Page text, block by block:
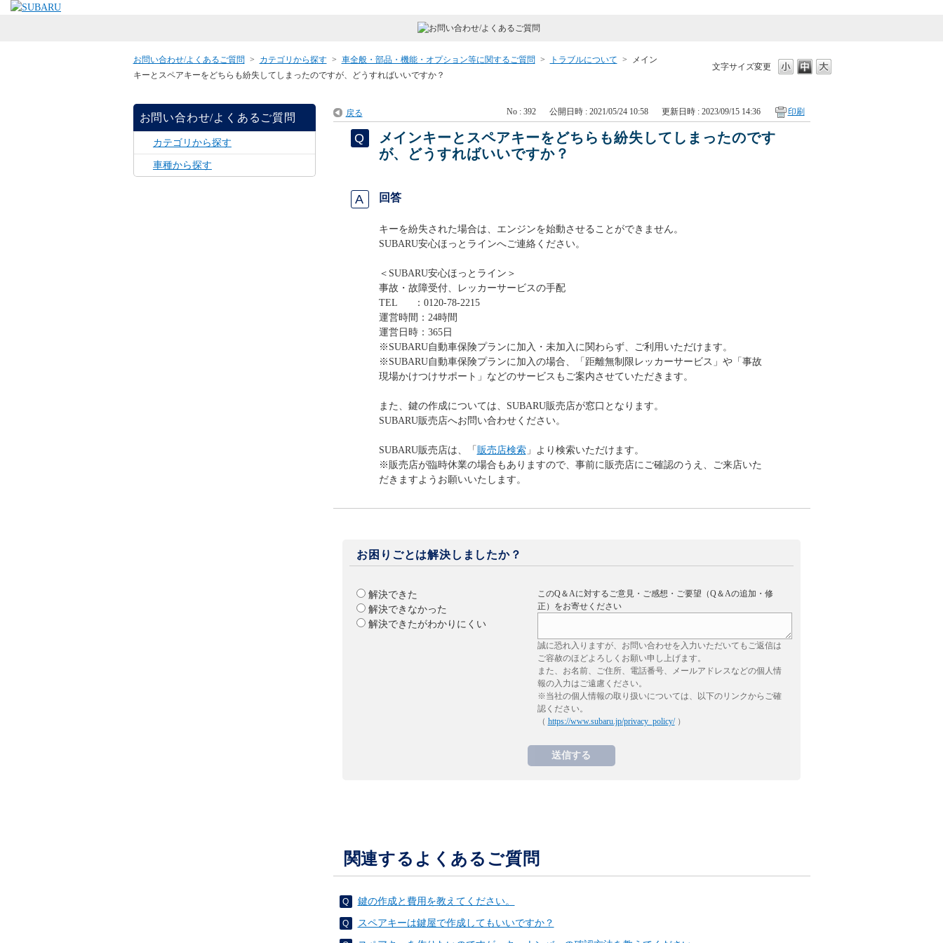
文字サイズ変更
お問い合わせ/よくあるご質問 > カテゴリから探す > 車全般・部品・機能・オプション等に関するご質問 > トラブルについて >
メイン
キーとスペアキーをどちらも紛失してしまったのですが、どうすればいいですか？
お問い合わせ/よくあるご質問
カテゴリから探す
車種から探す
戻る No : 392 公開日時 : 2021/05/24 10:58 更新日時 : 2023/09/15 14:36 印刷
メインキーとスペアキーをどちらも紛失してしまったのです
が、どうすればいいですか？
回答
キーを紛失された場合は、エンジンを始動させることができません。
SUBARU安心ほっとラインへご連絡ください。
＜SUBARU安心ほっとライン＞
事故・故障受付、レッカーサービスの手配
TEL ：0120-78-2215
運営時間：24時間
運営日時：365日
※SUBARU自動車保険プランに加入・未加入に関わらず、ご利用いただけます。
※SUBARU自動車保険プランに加入の場合、「距離無制限レッカーサービス」や「事故
現場かけつけサポート」などのサービスもご案内させていただきます。
また、鍵の作成については、SUBARU販売店が窓口となります。
SUBARU販売店へお問い合わせください。
SUBARU販売店は、「 販売店検索」より検索いただけます。
※販売店が臨時休業の場合もありますので、事前に販売店にご確認のうえ、ご来店いた
だきますようお願いいたします。
お困りごとは解決しましたか？
解決できた
解決できなかった
解決できたがわかりにくい
このQ＆Aに対するご意見・ご感想・ご要望（Q＆Aの追加・修
正）をお寄せください
誠に恐れ入りますが、お問い合わせを入力いただいてもご返信は
ご容赦のほどよろしくお願い申し上げます。
また、お名前、ご住所、電話番号、メールアドレスなどの個人情
報の入力はご遠慮ください。
※当社の個人情報の取り扱いについては、以下のリンクからご確
認ください。
（ https://www.subaru.jp/privacy_policy/）
関連するよくあるご質問
鍵の作成と費用を教えてください。
スペアキーは鍵屋で作成してもいいですか？